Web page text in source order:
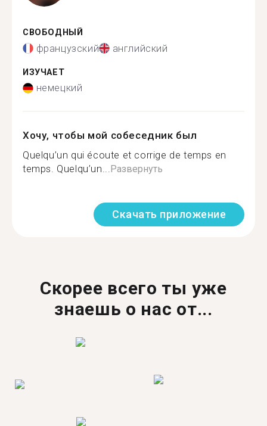
СВОБОДНЫЙ
французский английский
ИЗУЧАЕТ
немецкий
Хочу, чтобы мой собеседник был
Quelqu’un qui écoute et corrige de temps en
temps. Quelqu’un...Развернуть
Скачать приложение
Скорее всего ты уже
знаешь о нас от...